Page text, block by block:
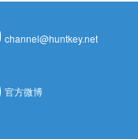
channel@huntkey.net
官方微博